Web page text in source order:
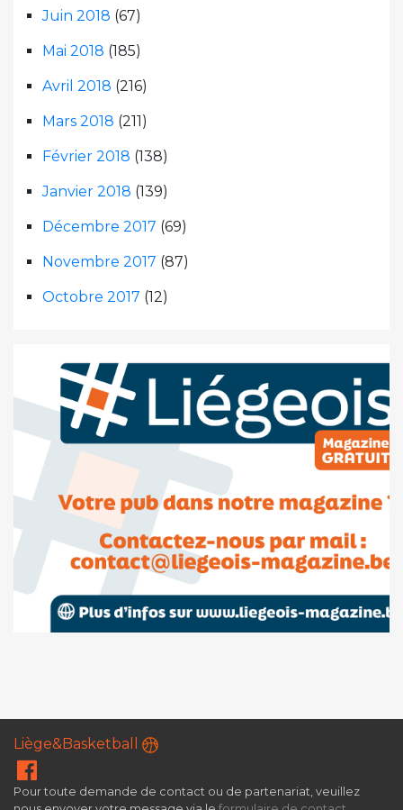
Juin 2018 (67)
Mai 2018 (185)
Avril 2018 (216)
Mars 2018 (211)
Février 2018 (138)
Janvier 2018 (139)
Décembre 2017 (69)
Novembre 2017 (87)
Octobre 2017 (12)
Liège&Basketball
Pour toute demande de contact ou de partenariat, veuillez